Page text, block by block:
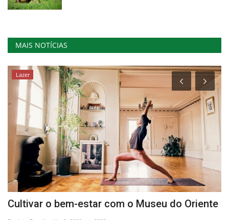
MAIS NOTÍCIAS
Lazer
Cultivar o bem-estar com o Museu do Oriente